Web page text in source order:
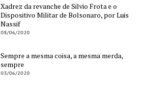
Xadrez da revanche de Silvio Frota e o
Dispositivo Militar de Bolsonaro, por Luis
Nassif
08/06/2020
Sempre a mesma coisa, a mesma merda,
sempre
03/06/2020